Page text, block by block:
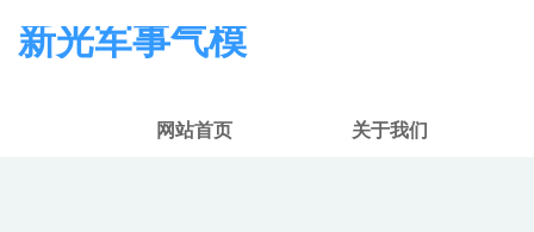
网站首页 关于我们
新光军事气模